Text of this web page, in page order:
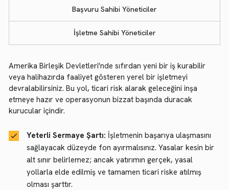
Başvuru Sahibi Yöneticiler
İşletme Sahibi Yöneticiler
Amerika Birleşik Devletleri'nde sıfırdan yeni bir iş kurabilir
veya halihazırda faaliyet gösteren yerel bir işletmeyi
devralabilirsiniz. Bu yol, ticari risk alarak geleceğini inşa
etmeye hazır ve operasyonun bizzat başında duracak
kurucular içindir.
Yeterli Sermaye Şartı: İşletmenin başarıya ulaşmasını
sağlayacak düzeyde fon ayırmalısınız. Yasalar kesin bir
alt sınır belirlemez; ancak yatırımın gerçek, yasal
yollarla elde edilmiş ve tamamen ticari riske atılmış
olması şarttır.